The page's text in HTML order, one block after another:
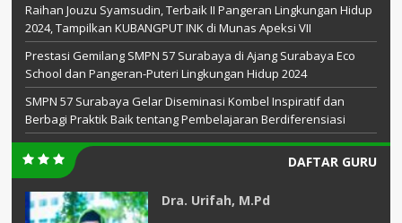
Raihan Jouzu Syamsudin, Terbaik II Pangeran Lingkungan Hidup
2024, Tampilkan KUBANGPUT INK di Munas Apeksi VII
Prestasi Gemilang SMPN 57 Surabaya di Ajang Surabaya Eco
School dan Pangeran-Puteri Lingkungan Hidup 2024
SMPN 57 Surabaya Gelar Diseminasi Kombel Inspiratif dan
Berbagi Praktik Baik tentang Pembelajaran Berdiferensiasi
DAFTAR GURU
Dra. Urifah, M.Pd